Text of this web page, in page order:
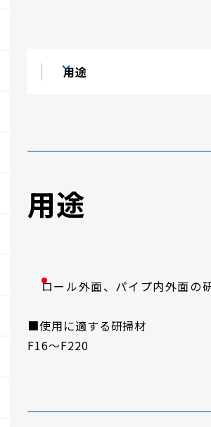
用途
用途
ロール外面、パイプ内外面の
■使用に適する研掃材
F16～F220